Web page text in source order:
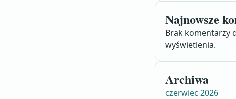
Najnowsze
Brak komentarzy
wyświetlenia.
Archiwa
czerwiec 2026